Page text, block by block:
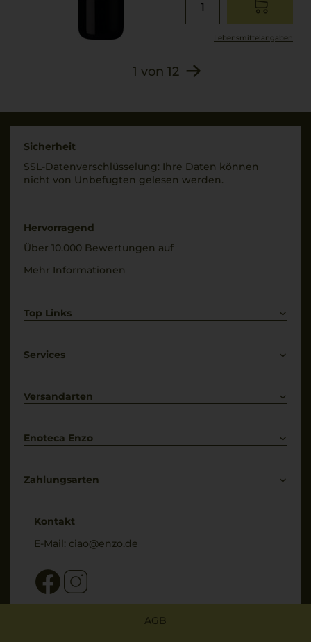
Lebensmittel­angaben
1 von 12
Sicherheit
SSL-Daten­verschlüs­selung: Ihre Daten können
nicht von Unbe­fugten gelesen werden.
Hervorragend
Über 10.000 Bewertungen auf
Mehr Informationen
Top Links
Weißwein
Services
Kontakt
Versandarten
Enoteca Enzo
Bewertungs-Richtlinien
Zahlungsarten
Kontakt
E-Mail: ciao@enzo.de
AGB